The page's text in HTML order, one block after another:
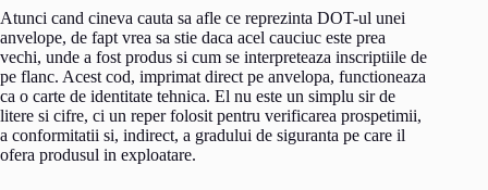
Atunci cand cineva cauta sa afle ce reprezinta DOT-ul unei
anvelope, de fapt vrea sa stie daca acel cauciuc este prea
vechi, unde a fost produs si cum se interpreteaza inscriptiile de
pe flanc. Acest cod, imprimat direct pe anvelopa, functioneaza
ca o carte de identitate tehnica. El nu este un simplu sir de
litere si cifre, ci un reper folosit pentru verificarea prospetimii,
a conformitatii si, indirect, a gradului de siguranta pe care il
ofera produsul in exploatare.